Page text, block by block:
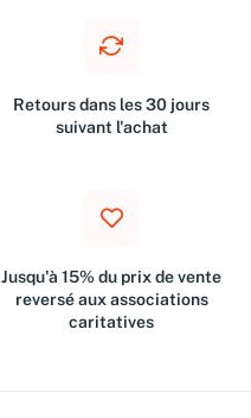
Retours dans les 30 jours
suivant l'achat
Jusqu'à 15% du prix de vente
reversé aux associations
caritatives